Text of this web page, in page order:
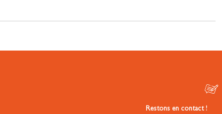
Restons en contact !